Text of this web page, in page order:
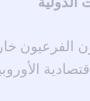
الفرعيون